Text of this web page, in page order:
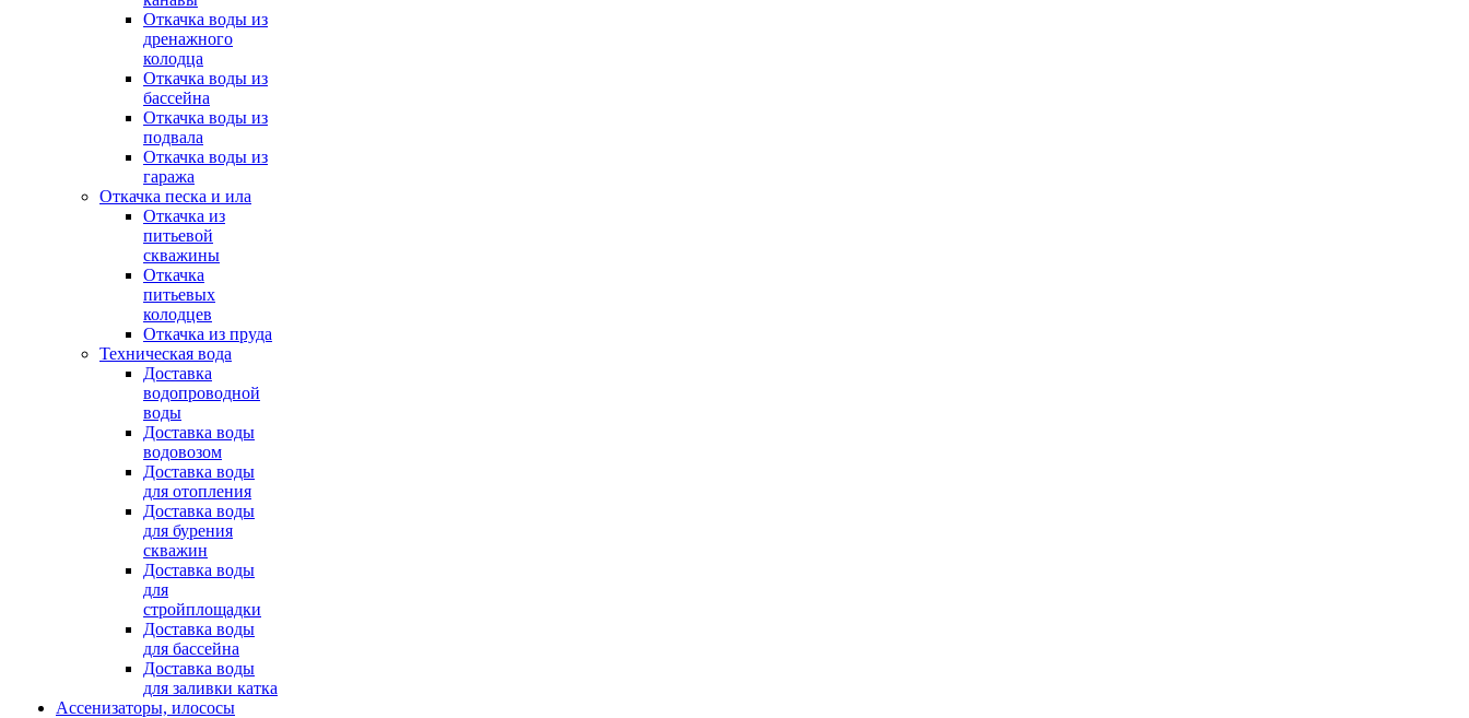
Откачка воды из
дренажного
колодца
Откачка воды из
бассейна
Откачка воды из
подвала
Откачка воды из
гаража
Откачка песка и ила
Откачка из
питьевой
скважины
Откачка
питьевых
колодцев
Откачка из пруда
Техническая вода
Доставка
водопроводной
воды
Доставка воды
водовозом
Доставка воды
для отопления
Доставка воды
для бурения
скважин
Доставка воды
для
стройплощадки
Доставка воды
для бассейна
Доставка воды
для заливки катка
Ассенизаторы, илососы